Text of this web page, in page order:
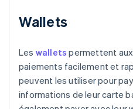
Wallets
Les wallets permettent
paiements facilement et
peuvent les utiliser pour
informations de leur carte